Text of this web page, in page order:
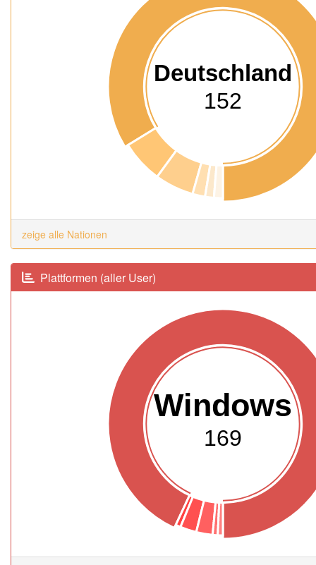
Deutschland
152
zeige alle Nationen
Plattformen (aller User)
Windows
169